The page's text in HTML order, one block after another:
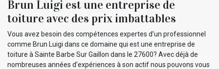
Brun Luigi est une entreprise de
toiture avec des prix imbattables
Vous avez besoin des compétences expertes d’un professionnel
comme Brun Luigi dans ce domaine qui est une entreprise de
toiture à Sainte Barbe Sur Gaillon dans le 27600? Avec déjà de
nombreuses années d’expériences à son actif nous pouvons vous